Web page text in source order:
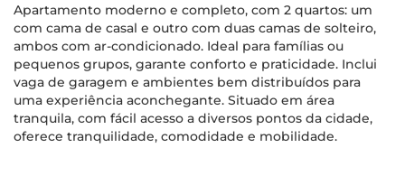
Apartamento moderno e completo, com 2 quartos: um
com cama de casal e outro com duas camas de solteiro,
ambos com ar-condicionado. Ideal para famílias ou
pequenos grupos, garante conforto e praticidade. Inclui
vaga de garagem e ambientes bem distribuídos para
uma experiência aconchegante. Situado em área
tranquila, com fácil acesso a diversos pontos da cidade,
oferece tranquilidade, comodidade e mobilidade.